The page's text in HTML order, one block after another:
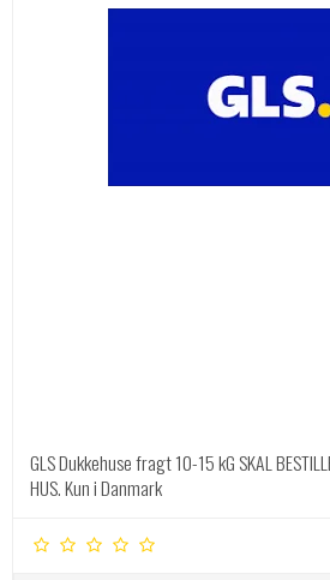
GLS Dukkehuse fragt 10-15 kG SKAL
HUS. Kun i Danmark